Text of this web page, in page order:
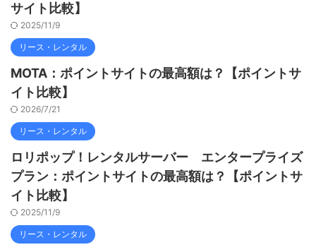
サイト比較】
2025/11/9
リース・レンタル
MOTA：ポイントサイトの最高額は？【ポイントサ
イト比較】
2026/7/21
リース・レンタル
ロリポップ！レンタルサーバー エンタープライズ
プラン：ポイントサイトの最高額は？【ポイントサ
イト比較】
2025/11/9
リース・レンタル